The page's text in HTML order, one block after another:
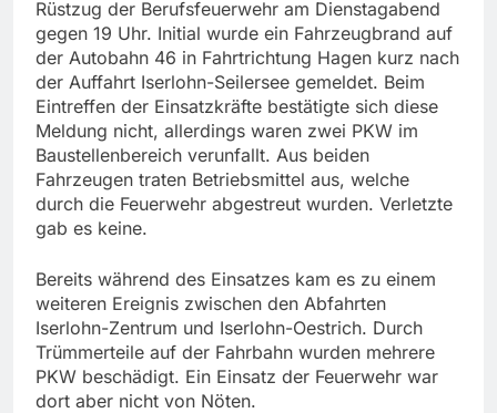
Rüstzug der Berufsfeuerwehr am Dienstagabend
gegen 19 Uhr. Initial wurde ein Fahrzeugbrand auf
der Autobahn 46 in Fahrtrichtung Hagen kurz nach
der Auffahrt Iserlohn-Seilersee gemeldet. Beim
Eintreffen der Einsatzkräfte bestätigte sich diese
Meldung nicht, allerdings waren zwei PKW im
Baustellenbereich verunfallt. Aus beiden
Fahrzeugen traten Betriebsmittel aus, welche
durch die Feuerwehr abgestreut wurden. Verletzte
gab es keine.
Bereits während des Einsatzes kam es zu einem
weiteren Ereignis zwischen den Abfahrten
Iserlohn-Zentrum und Iserlohn-Oestrich. Durch
Trümmerteile auf der Fahrbahn wurden mehrere
PKW beschädigt. Ein Einsatz der Feuerwehr war
dort aber nicht von Nöten.